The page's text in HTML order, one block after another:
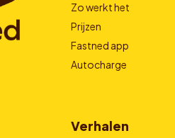
Zo werkt het
Prijzen
Fastned app
Autocharge
Verhalen